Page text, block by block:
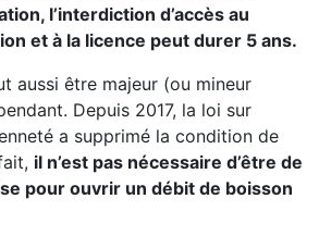
l’interdiction d’accès au
et à la licence peut durer 5 ans.
aussi être majeur (ou mineur
Depuis 2017, la loi sur
a supprimé la condition de
il n’est pas nécessaire d’être de
pour ouvrir un débit de boisson